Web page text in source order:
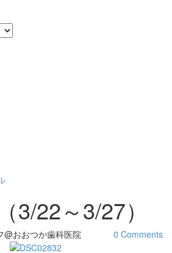
3/22～3/27）
0 Comments
おおつか歯科医院